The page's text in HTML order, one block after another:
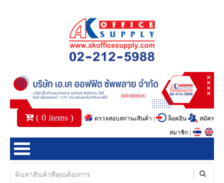
( 0items ) ตรวจสอบสถานะสินค้า | ล็อคอิน สมัคร
สมาชิก